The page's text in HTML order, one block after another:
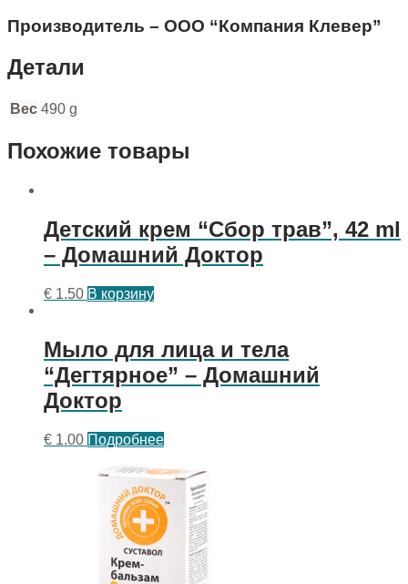
Производитель – ООО “Компания Клевер”
Детали
Вес 490 g
Похожие товары
Детский крем “Сбор трав”, 42 ml
– Домашний Доктор
€ 1.50 В корзину
Мыло для лица и тела
“Дегтярное” – Домашний
Доктор
€ 1.00 Подробнее